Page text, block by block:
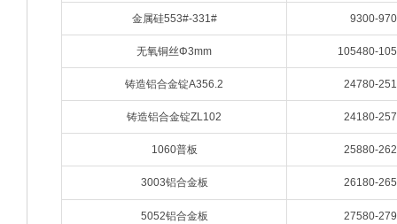
金属硅553#-331# 9300-
无氧铜丝Φ3mm 105480-
铸造铝合金锭A356.2 24780-
铸造铝合金锭ZL102 24180-
1060普板 25880-
3003铝合金板 26180-
5052铝合金板 27580-